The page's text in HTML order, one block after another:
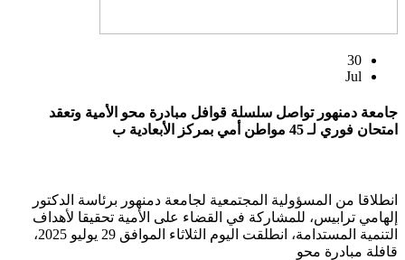
30
Jul
جامعة دمنهور تواصل سلسلة قوافل مبادرة محو الأمية وتعقد
امتحان فوري لـ 45 مواطن أمي بمركز الأبعادية ب
انطلاقا من المسؤولية المجتمعية لجامعة دمنهور برئاسة الدكتور
إلهامي ترابيس، للمشاركة في القضاء على الأمية تحقيقا لأهداف
التنمية المستدامة، انطلقت اليوم الثلاثاء الموافق 29 يوليو 2025،
قافلة مبادرة محو